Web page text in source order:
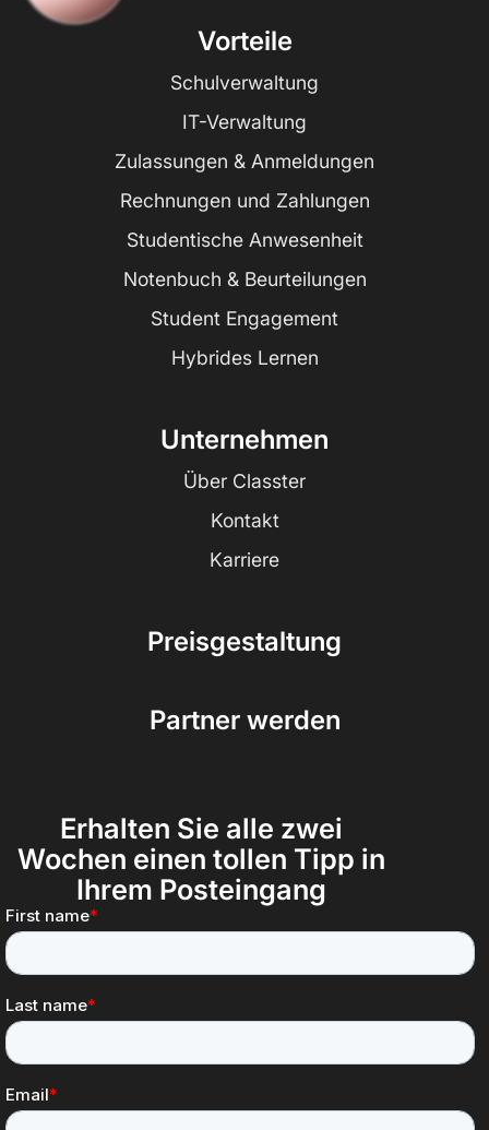
Vorteile
Schulverwaltung
IT-Verwaltung
Zulassungen & Anmeldungen
Rechnungen und Zahlungen
Studentische Anwesenheit
Notenbuch & Beurteilungen
Student Engagement
Hybrides Lernen
Unternehmen
Über Classter
Kontakt
Karriere
Preisgestaltung
Partner werden
Erhalten Sie alle zwei
Wochen einen tollen Tipp in
Ihrem Posteingang